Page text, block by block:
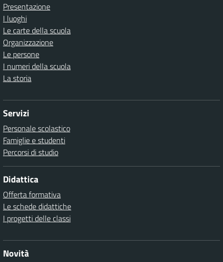
Presentazione
I luoghi
Le carte della scuola
Organizzazione
Le persone
I numeri della scuola
La storia
Servizi
Personale scolastico
Famiglie e studenti
Percorsi di studio
Didattica
Offerta formativa
Le schede didattiche
I progetti delle classi
Novità